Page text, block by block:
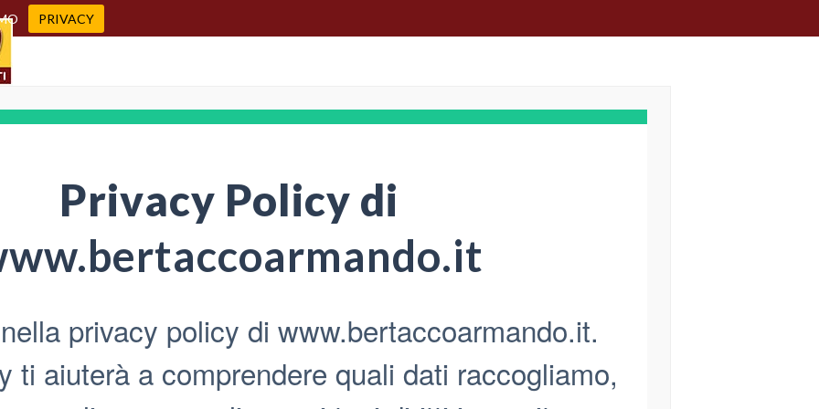
PRIVACY
Privacy Policy di
privacy policy di www.bertaccoarmando.it.
ti aiuterà a comprendere quali dati raccogliamo,